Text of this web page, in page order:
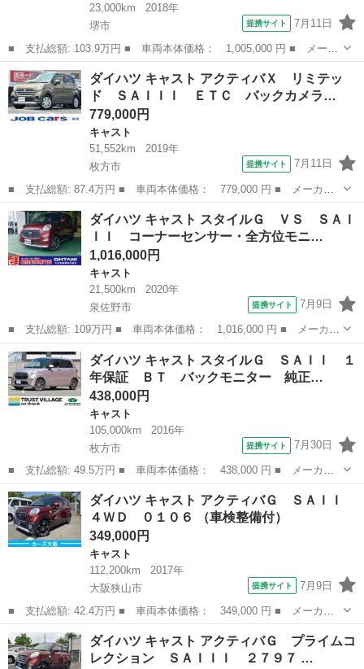
23,000km
2018年
堺市
提携サイト 7月11日
■ 支払総額: 103.9万円 ■ 車両本体価格： 1,005,000 円 ■ メーカ
ー名： ダイハツ ■ 車種名： キャスト ■ グレード名： スタイ
ルＧ ＳＡＩＩＩ 純正ナビ フルセグＴＶ Ｂｌｕｅｔｏｏｔｈ
ＬＥＤヘ...
大阪 堺市 キャスト
ダイハツ キャスト アクティバＸ リミテッ
ド ＳＡＩＩＩ ＥＴＣ バックカメラ…
779,000円
キャスト
51,552km
2019年
枚方市
提携サイト 7月11日
■ 支払総額: 87.4万円 ■ 車両本体価格： 779,000 円 ■ メーカー
名： ダイハツ ■ 車種名： キャスト ■ グレード名： アクティ
バＸ リミテッド ＳＡＩＩＩ ＥＴＣ バックカメラ ＳＤナビ
フルセグ 衝...
大阪 枚方市 キャスト
ダイハツ キャスト スタイルＧ ＶＳ ＳＡＩ
ＩＩ コーナーセンサー・全方位モニ…
1,016,000円
キャスト
21,500km
2020年
泉佐野市
提携サイト 7月9日
■ 支払総額: 109万円 ■ 車両本体価格： 1,016,000 円 ■ メーカー
名： ダイハツ ■ 車種名： キャスト ■ グレード名： スタイル
Ｇ ＶＳ ＳＡＩＩＩ コーナーセンサー・全方位モニターカメラ・
シートヒー...
大阪 泉佐野市 キャスト
ダイハツ キャスト スタイルＧ ＳＡＩＩ １
年保証 ＢＴ バックモニター 純正…
438,000円
キャスト
105,000km
2016年
枚方市
提携サイト 7月30日
■ 支払総額: 49.5万円 ■ 車両本体価格： 438,000 円 ■ メーカー
名： ダイハツ ■ 車種名： キャスト ■ グレード名： スタイル
Ｇ ＳＡＩＩ １年保証 ＢＴ バックモニター 純正ナビ 純正ア
ルミ ＥＴＣ...
大阪 枚方市 キャスト
ダイハツ キャスト アクティバＧ ＳＡＩＩ
４ＷＤ ０１０６ （車検整備付）
349,000円
キャスト
112,200km
2017年
大阪狭山市
提携サイト 7月9日
■ 支払総額: 42.4万円 ■ 車両本体価格： 349,000 円 ■ メーカー
名： ダイハツ ■ 車種名： キャスト ■ グレード名： アクティ
バＧ ＳＡＩＩ ４ＷＤ ０１０６ ■ 排気量： 660cc ■ ドア枚
数：...
大阪 大阪狭山市 キャスト
ダイハツ キャスト アクティバＧ プライムコ
レクション ＳＡＩＩＩ ２７９７ …